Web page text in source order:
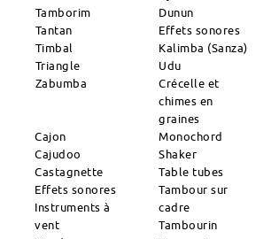
Tamborim
Tantan
Timbal
Triangle
Zabumba
Dunun
Effets sonores
Kalimba (Sanza)
Udu
Crécelle et
chimes en
graines
Cajon
Cajudoo
Castagnette
Effets sonores
Instruments à
vent
Monochord
Shaker
Table tubes
Tambour sur
cadre
Tambourin